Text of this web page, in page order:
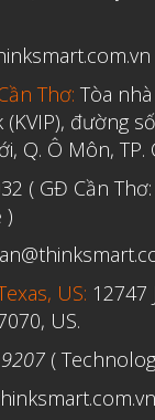
Thơ: Tòa
đường
Q. Ô Môn, TP.
( GĐ Cần
)
US: 12747
US.
(